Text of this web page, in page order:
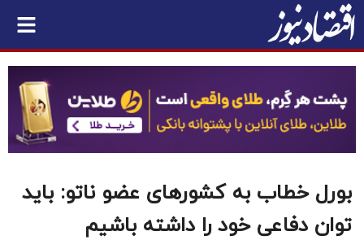
بورل خطاب به کشورهای عضو ناتو: باید
توان دفاعی خود را داشته باشیم